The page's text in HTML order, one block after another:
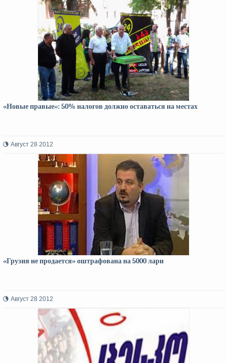
«Новые правые»: 50% налогов должно оставаться на местах
Август 28 2012
«Грузия не продается» оштрафована на 5000 лари
Август 28 2012